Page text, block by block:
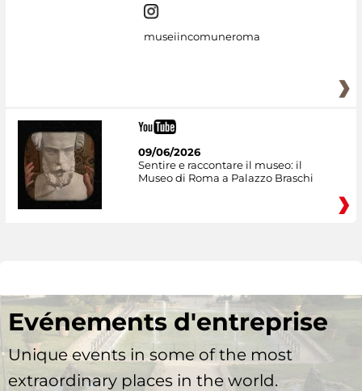
museiincomuneroma
09/06/2026
Sentire e raccontare il museo: il
Museo di Roma a Palazzo Braschi
Evénements d'entreprise
Unique events in some of the most
extraordinary places in the world.